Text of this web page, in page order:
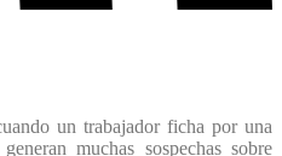
un trabajador ficha por una
muchas sospechas sobre